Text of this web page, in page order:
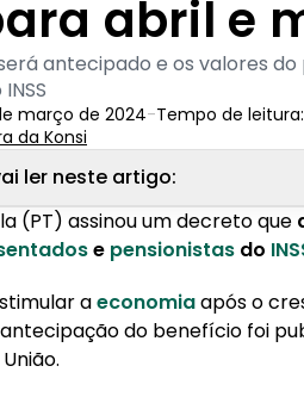
abril e
antecipado e os valores
março de 2024-Tempo de leitura:
da Konsi
ler neste artigo:
o pagamento do 13º do
(PT) assinou um decreto que
e pensionistas do
aeconomiaapós o
do benefício foi